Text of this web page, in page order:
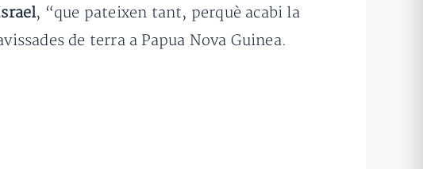
, “que pateixen tant, perquè acabi la
de terra a Papua Nova Guinea.